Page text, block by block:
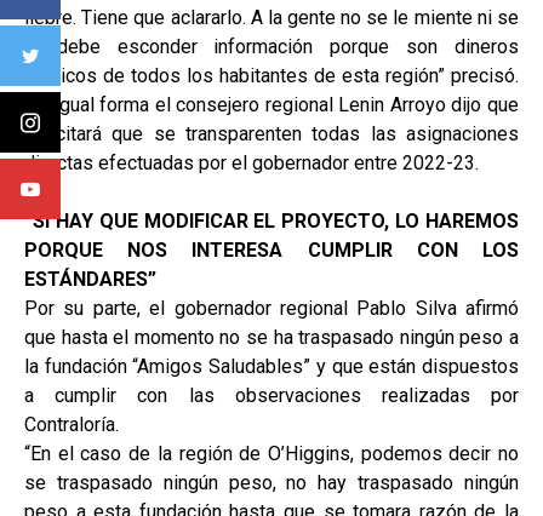
liebre. Tiene que aclararlo. A la gente no se le miente ni se
le debe esconder información porque son dineros
públicos de todos los habitantes de esta región” precisó.
De igual forma el consejero regional Lenin Arroyo dijo que
solicitará que se transparenten todas las asignaciones
directas efectuadas por el gobernador entre 2022-23.
“SI HAY QUE MODIFICAR EL PROYECTO, LO HAREMOS
PORQUE NOS INTERESA CUMPLIR CON LOS
ESTÁNDARES”
Por su parte, el gobernador regional Pablo Silva afirmó
que hasta el momento no se ha traspasado ningún peso a
la fundación “Amigos Saludables” y que están dispuestos
a cumplir con las observaciones realizadas por
Contraloría.
“En el caso de la región de O’Higgins, podemos decir no
se traspasado ningún peso, no hay traspasado ningún